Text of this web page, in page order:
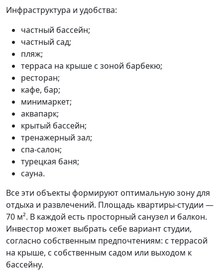
Инфраструктура и удобства:
частный бассейн;
частный сад;
пляж;
терраса на крыше с зоной барбекю;
ресторан;
кафе, бар;
минимаркет;
аквапарк;
крытый бассейн;
тренажерный зал;
спа-салон;
турецкая баня;
сауна.
Все эти объекты формируют оптимальную зону для
отдыха и развлечений. Площадь квартиры-студии —
70 м². В каждой есть просторный санузел и балкон.
Инвестор может выбрать себе вариант студии,
согласно собственным предпочтениям: с террасой
на крыше, с собственным садом или выходом к
бассейну.